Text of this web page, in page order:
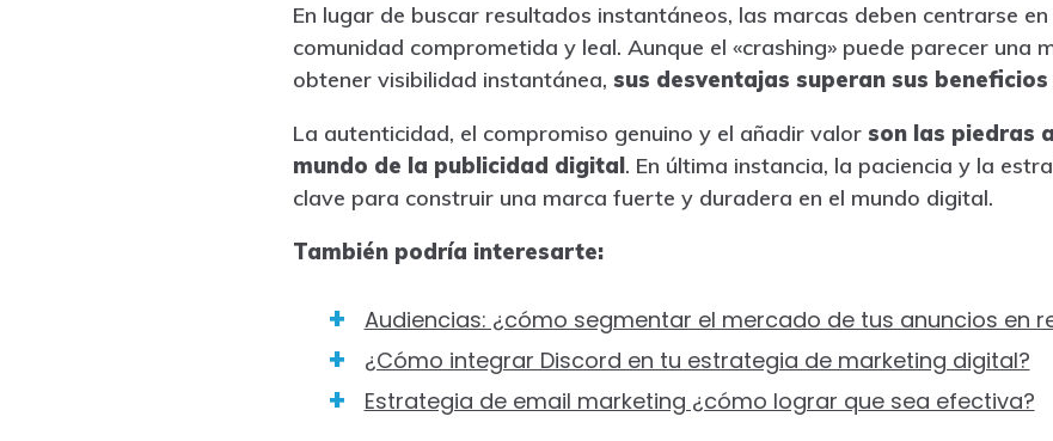
En lugar de buscar resultados instantáneos, las marcas deben centrarse
comunidad comprometida y leal. Aunque el «crashing» puede parecer una
obtener visibilidad instantánea, sus desventajas superan sus
La autenticidad, el compromiso genuino y el añadir valor son las piedras
mundo de la publicidad digital. En última instancia, la paciencia y la
clave para construir una marca fuerte y duradera en el mundo digital.
También podría interesarte:
Audiencias: ¿cómo segmentar el mercado de tus anuncios en
¿Cómo integrar Discord en tu estrategia de marketing digital?
Estrategia de email marketing ¿cómo lograr que sea efectiva?